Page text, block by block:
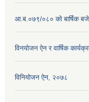
आ.ब.०७९/०८० को बार्षिक
विनयोजन ऐन र वार्षिक
विनियोजन ऐन, २०७८